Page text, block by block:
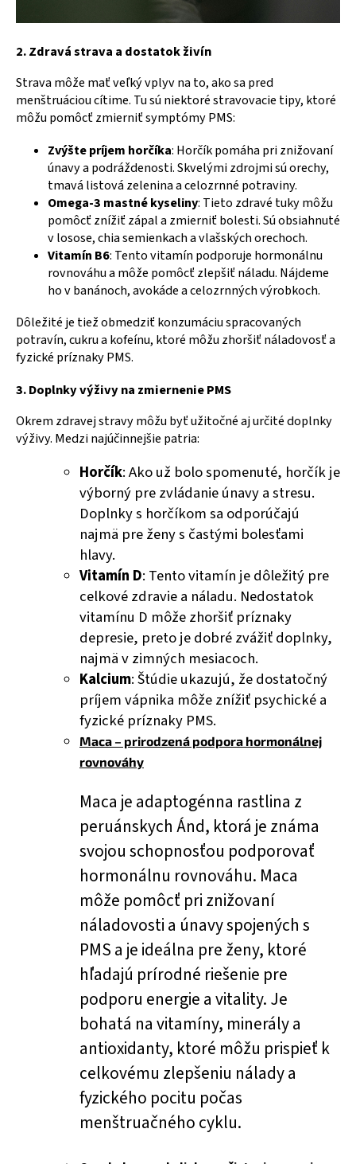
2. Zdravá strava a dostatok živín
Strava môže mať veľký vplyv na to, ako sa pred
menštruáciou cítime. Tu sú niektoré stravovacie tipy, ktoré
môžu pomôcť zmierniť symptómy PMS:
Zvýšte príjem horčíka: Horčík pomáha pri znižovaní
únavy a podráždenosti. Skvelými zdrojmi sú orechy,
tmavá listová zelenina a celozrnné potraviny.
Omega-3 mastné kyseliny: Tieto zdravé tuky môžu
pomôcť znížiť zápal a zmierniť bolesti. Sú obsiahnuté
v losose, chia semienkach a vlašských orechoch.
Vitamín B6: Tento vitamín podporuje hormonálnu
rovnováhu a môže pomôcť zlepšiť náladu. Nájdeme
ho v banánoch, avokáde a celozrnných výrobkoch.
Dôležité je tiež obmedziť konzumáciu spracovaných
potravín, cukru a kofeínu, ktoré môžu zhoršiť náladovosť a
fyzické príznaky PMS.
3. Doplnky výživy na zmiernenie PMS
Okrem zdravej stravy môžu byť užitočné aj určité doplnky
výživy. Medzi najúčinnejšie patria:
Horčík: Ako už bolo spomenuté, horčík je
výborný pre zvládanie únavy a stresu.
Doplnky s horčíkom sa odporúčajú
najmä pre ženy s častými bolesťami
hlavy.
Vitamín D: Tento vitamín je dôležitý pre
celkové zdravie a náladu. Nedostatok
vitamínu D môže zhoršiť príznaky
depresie, preto je dobré zvážiť doplnky,
najmä v zimných mesiacoch.
Kalcium: Štúdie ukazujú, že dostatočný
príjem vápnika môže znížiť psychické a
fyzické príznaky PMS.
Maca – prirodzená podpora hormonálnej
rovnováhy
Maca je adaptogénna rastlina z
peruánskych Ánd, ktorá je známa
svojou schopnosťou podporovať
hormonálnu rovnováhu. Maca
môže pomôcť pri znižovaní
náladovosti a únavy spojených s
PMS a je ideálna pre ženy, ktoré
hľadajú prírodné riešenie pre
podporu energie a vitality. Je
bohatá na vitamíny, minerály a
antioxidanty, ktoré môžu prispieť k
celkovému zlepšeniu nálady a
fyzického pocitu počas
menštruačného cyklu.